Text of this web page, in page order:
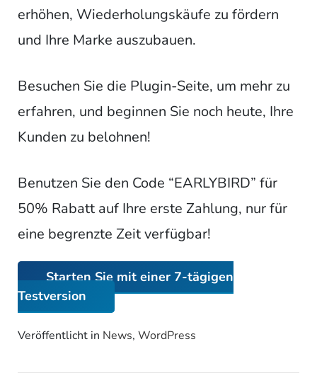
erhöhen, Wiederholungskäufe zu fördern
und Ihre Marke auszubauen.
Besuchen Sie die Plugin-Seite, um mehr zu
erfahren, und beginnen Sie noch heute, Ihre
Kunden zu belohnen!
Benutzen Sie den Code “EARLYBIRD” für
50% Rabatt auf Ihre erste Zahlung, nur für
eine begrenzte Zeit verfügbar!
Starten Sie mit einer 7-tägigen
Testversion
Veröffentlicht in News, WordPress